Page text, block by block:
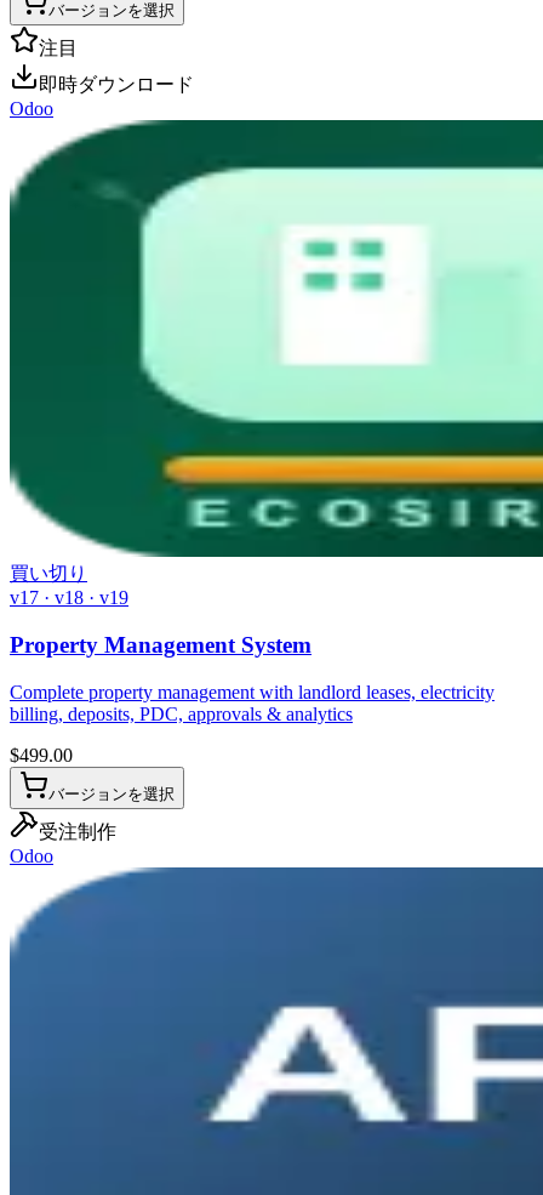
バージョンを選択
注目
即時ダウンロード
Odoo
買い切り
v17 · v18 · v19
Property Management System
Complete property management with landlord leases, electricity
billing, deposits, PDC, approvals & analytics
$499.00
バージョンを選択
受注制作
Odoo